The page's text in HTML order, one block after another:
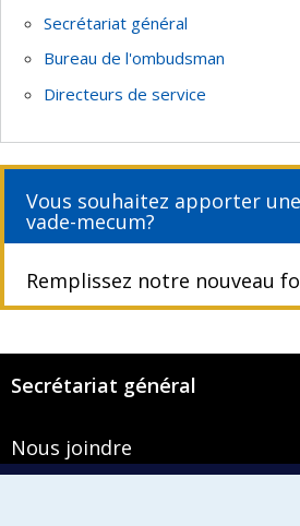
Secrétariat général
Bureau de l'ombudsman
Directeurs de service
Vous souhaitez apporter
vade-mecum?
Remplissez notre nouveau
Secrétariat général
Nous joindre